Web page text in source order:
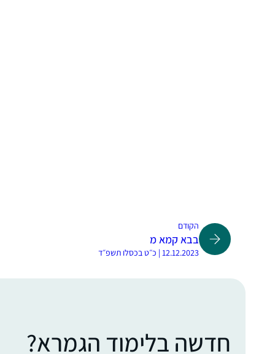
הקודם
בבא קמא מ
12.12.2023 | כ״ט בכסלו תשפ״ד
חדשה בלימוד הגמרא?